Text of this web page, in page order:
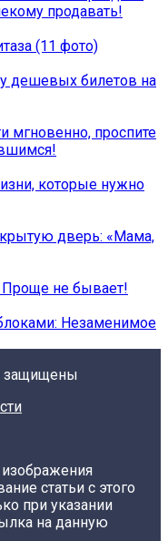
продавать!
(11 фото)
дешевых билетов на
мгновенно, проспите
которые нужно
дверь: «Мама,
Проще не бывает!
Незаменимое
защищены
изображения
статьи с этого
при указании
на данную